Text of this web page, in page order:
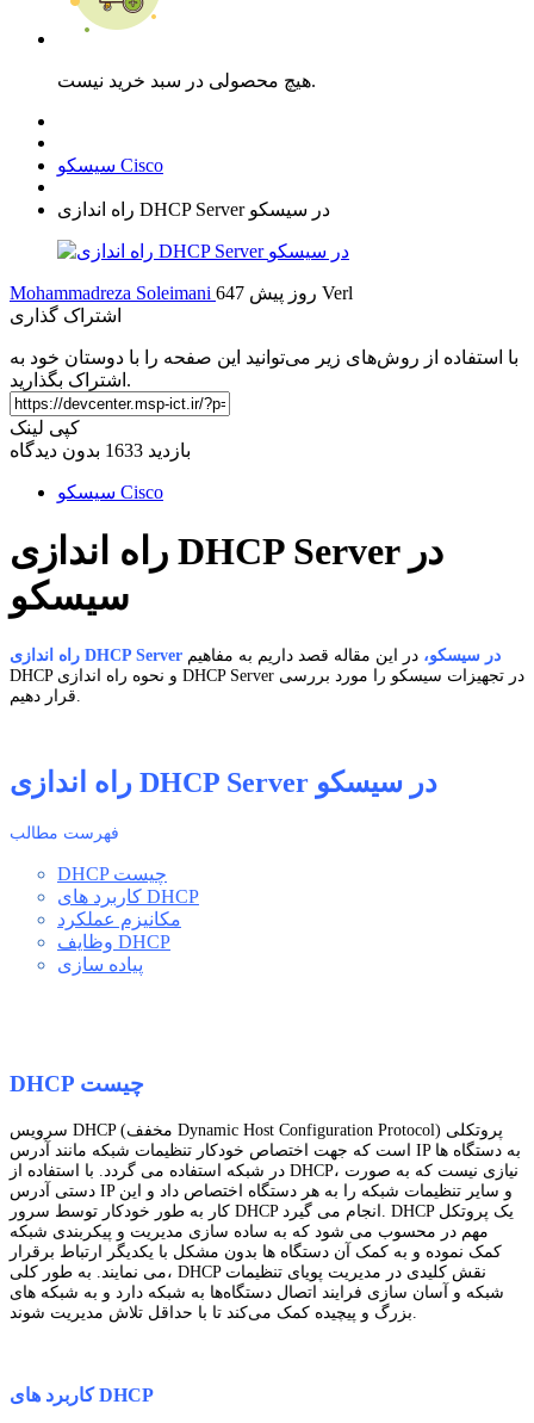
هیچ محصولی در سبد خرید نیست.
سیسکو Cisco
راه اندازی DHCP Server در سیسکو
Mohammadreza Soleimani
Verl
اشتراک گذاری
با استفاده از روش‌های زیر می‌توانید این صفحه را با دوستان خود به
اشتراک بگذارید.
کپی لینک
بازدید 1633
بدون دیدگاه
سیسکو Cisco
راه اندازی DHCP Server در
سیسکو
راه اندازی DHCP Server در سیسکو، در این مقاله قصد داریم به مفاهیم
DHCP و نحوه راه اندازی DHCP Server در تجهیزات سیسکو را مورد بررسی
راه اندازی DHCP Server در سیسکو
فهرست مطالب
DHCP چیست
کاربرد های DHCP
مکانیزم عملکرد
وظایف DHCP
پیاده سازی
DHCP چیست
سرویس DHCP (مخفف Dynamic Host Configuration Protocol) پروتکلی
است که جهت اختصاص خودکار تنظیمات شبکه مانند آدرس IP به دستگاه ‌ها
در شبکه‌ استفاده می گردد. با استفاده از DHCP، نیازی نیست که به صورت
دستی آدرس IP و سایر تنظیمات شبکه را به هر دستگاه اختصاص داد و این
کار به طور خودکار توسط سرور DHCP انجام می گیرد. DHCP یک پروتکل
مهم در محسوب می شود که به ساده ‌سازی مدیریت و پیکربندی شبکه
کمک نموده و به کمک آن دستگاه‌ ها بدون مشکل با یکدیگر ارتباط برقرار
می نمایند. به طور کلی، DHCP نقش کلیدی در مدیریت پویای تنظیمات
شبکه و آسان ‌سازی فرایند اتصال دستگاه‌ها به شبکه دارد و به شبکه ‌های
بزرگ و پیچیده کمک می‌کند تا با حداقل تلاش مدیریت شوند.
کاربرد های DHCP